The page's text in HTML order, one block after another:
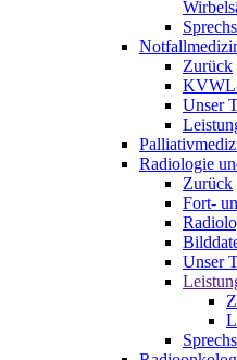
Zurück
Unser
Radiologie
Zurück
Fort-
Unser